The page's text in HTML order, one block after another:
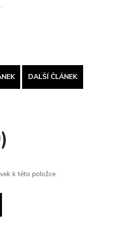
DALŠÍ ČLÁNEK
k této položce.